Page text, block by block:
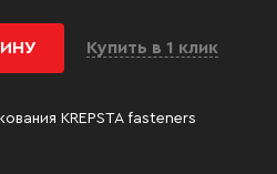
Купить в 1 клик
KREPSTA fasteners